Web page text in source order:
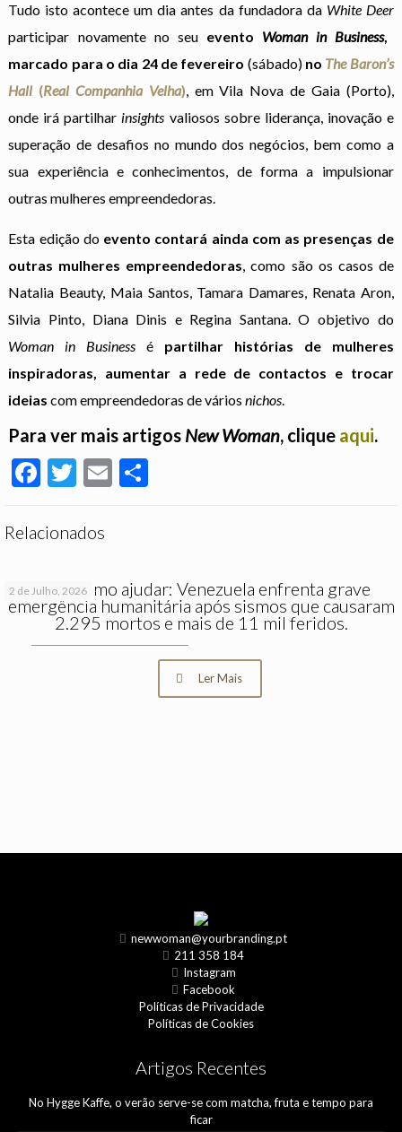
Tudo isto acontece um dia antes da fundadora da White Deer
participar novamente no seu evento Woman in Business,
marcado para o dia 24 de fevereiro (sábado) no The Baron’s
Hall (Real Companhia Velha), em Vila Nova de Gaia (Porto),
onde irá partilhar insights valiosos sobre liderança, inovação e
superação de desafios no mundo dos negócios, bem como a
sua experiência e conhecimentos, de forma a impulsionar
outras mulheres empreendedoras.
Esta edição do evento contará ainda com as presenças de
outras mulheres empreendedoras, como são os casos de
Natalia Beauty, Maia Santos, Tamara Damares, Renata Aron,
Silvia Pinto, Diana Dinis e Regina Santana. O objetivo do
Woman in Business é partilhar histórias de mulheres
inspiradoras, aumentar a rede de contactos e trocar
ideias com empreendedoras de váriosnichos.
Para ver mais artigos New Woman, clique aqui.
Facebook
Twitter
Email
Relacionados
2 de Julho, 2026
Saiba como ajudar: Venezuela enfrenta grave
emergência humanitária após sismos que causaram
2.295 mortos e mais de 11 mil feridos.
Ler Mais
newwoman@yourbranding.pt
211 358 184
Instagram
Facebook
Políticas de Privacidade
Políticas de Cookies
Artigos Recentes
No Hygge Kaffe, o verão serve-se com matcha, fruta e tempo para
ficar